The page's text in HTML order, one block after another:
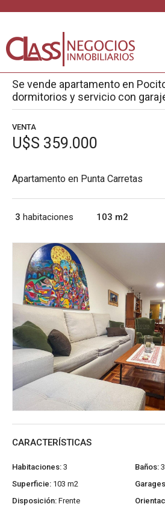
Se vende apartamento en
dormitorios y servicio con
VENTA
U$S 359.000
Apartamento en Punta Carretas
3 habitaciones 103 m2
CARACTERÍSTICAS
Habitaciones: 3 Baños: 3
Superficie: 103 m2
Disposición: Frente